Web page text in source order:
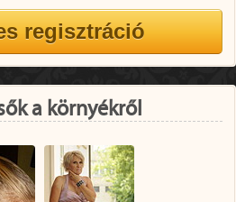
a környékről